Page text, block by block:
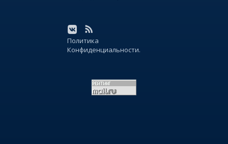
Политика
Конфиденциальности.